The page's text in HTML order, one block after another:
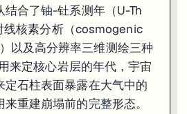
结合了铀-钍系测年（U-Th
核素分析（cosmogenic
以及高分辨率三维测绘三种
来定核心岩层的年代，宇宙
定石柱表面暴露在大气中的
重建崩塌前的完整形态。